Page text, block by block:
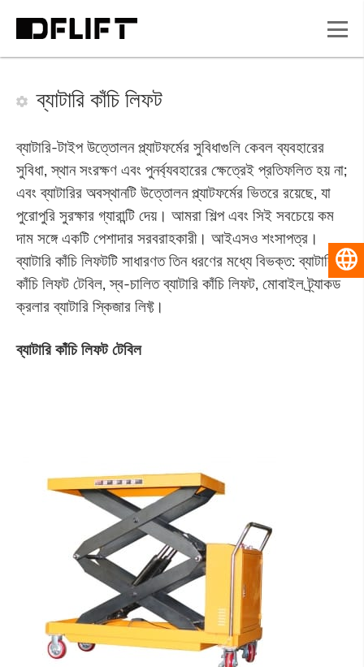
ব্যাটারি কাঁচি লিফট
ব্যাটারি-টাইপ উত্তোলন প্ল্যাটফর্মের সুবিধাগুলি কেবল ব্যবহারের
সুবিধা, স্থান সংরক্ষণ এবং পুনর্ব্যবহারের ক্ষেত্রেই প্রতিফলিত হয় না;
এবং ব্যাটারির অবস্থানটি উত্তোলন প্ল্যাটফর্মের ভিতরে রয়েছে, যা
পুরোপুরি সুরক্ষার গ্যারান্টি দেয়। আমরা শিল্প এবং সিই সবচেয়ে কম
দাম সঙ্গে একটি পেশাদার সরবরাহকারী। আইএসও শংসাপত্র।
ব্যাটারি কাঁচি লিফটটি সাধারণত তিন ধরণের মধ্যে বিভক্ত: ব্যাটারি
কাঁচি লিফট টেবিল, স্ব-চালিত ব্যাটারি কাঁচি লিফট, মোবাইল ট্র্যাকড
ক্রলার ব্যাটারি স্কিজার লিফ্ট।
ব্যাটারি কাঁচি লিফট টেবিল
বাংলা